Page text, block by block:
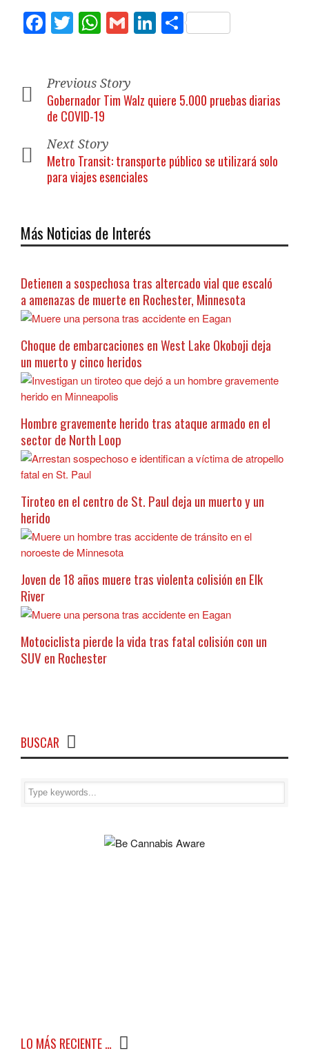
Facebook
Twitter
WhatsApp
GmailLinkedIn
Compartir
Previous Story
Gobernador Tim Walz quiere 5.000 pruebas diarias
de COVID-19
Next Story
Metro Transit: transporte público se utilizará solo
para viajes esenciales
Más Noticias de Interés
Detienen a sospechosa tras altercado vial que escaló
a amenazas de muerte en Rochester, Minnesota
Choque de embarcaciones en West Lake Okoboji deja
un muerto y cinco heridos
Hombre gravemente herido tras ataque armado en el
sector de North Loop
Tiroteo en el centro de St. Paul deja un muerto y un
herido
Joven de 18 años muere tras violenta colisión en Elk
River
Motociclista pierde la vida tras fatal colisión con un
SUV en Rochester
BUSCAR
LO MÁS RECIENTE …